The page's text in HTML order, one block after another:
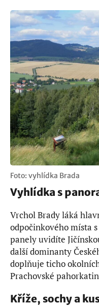
Foto: vyhlídka Brada
Vyhlídka s
Vrchol Brady láká
odpočinkového místa
panely uvidíte
další dominanty
doplňuje ticho
Prachovské
Kříže, sochy a